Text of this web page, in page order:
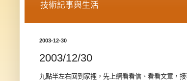
技術記事與生活
2003-12-30
2003/12/30
九點半左右回到家裡，先上網看看信、看看文章，